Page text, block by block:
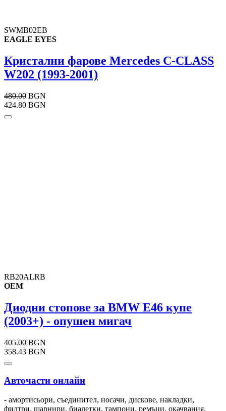
SWMB02EB
EAGLE EYES
Кристални фарове Mercedes C-CLASS
W202 (1993-2001)
480.00 BGN
424.80 BGN
RB20ALRB
OEM
Диодни стопове за BMW E46 купе
(2003+) - опушен мигач
405.00 BGN
358.43 BGN
Авточасти онлайн
- амортисьори, съединител, носачи, дискове, накладки,
филтри, шарнири, биалетки, тампони, ремъци, окачвания,